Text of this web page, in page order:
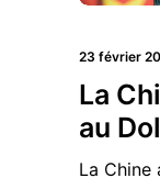
23 février
La
au
La Chine